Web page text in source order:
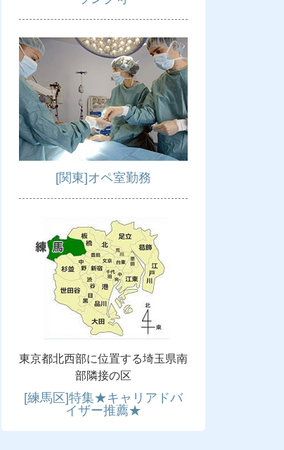
[関東]オペ室勤務
東京都北西部に位置する埼玉県南
部隣接の区
[練馬区]特集★キャリアドバ
イザー推薦★